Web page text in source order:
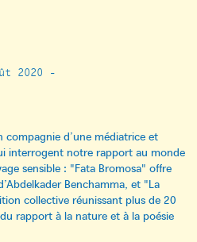
2020 -
compagnie d’une médiatrice et
interrogent notre rapport au monde
sensible : "Fata Bromosa" offre
Benchamma, et "La
collective réunissant plus de 20
rapport à la nature et à la poésie